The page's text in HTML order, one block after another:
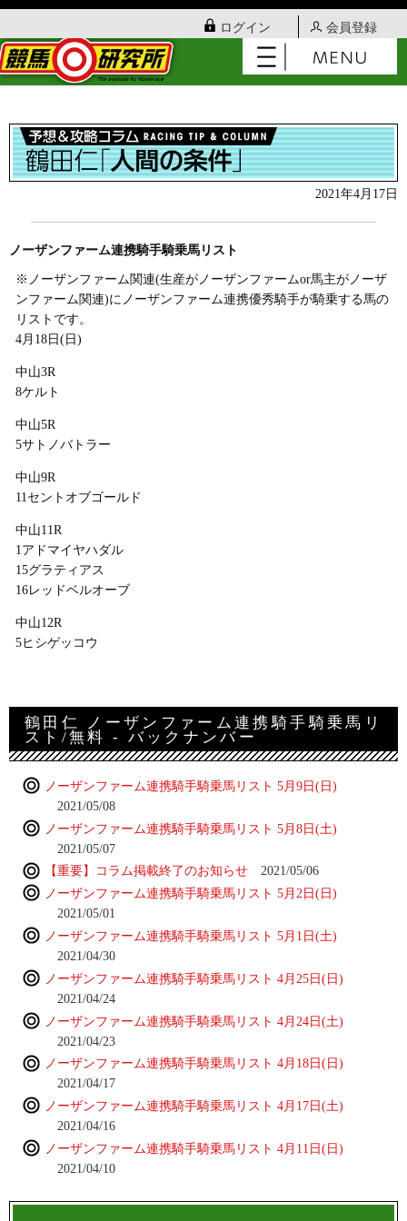
ログイン 会員登録
2021年4月17日
ノーザンファーム連携騎手騎乗馬リスト
※ノーザンファーム関連(生産がノーザンファームor馬主がノーザ
ンファーム関連)にノーザンファーム連携優秀騎手が騎乗する馬の
リストです。
4月18日(日)
中山3R
8ケルト
中山5R
5サトノバトラー
中山9R
11セントオブゴールド
中山11R
1アドマイヤハダル
15グラティアス
16レッドベルオーブ
中山12R
5ヒシゲッコウ
鶴田仁 ノーザンファーム連携騎手騎乗馬リ
スト/無料 - バックナンバー
ノーザンファーム連携騎手騎乗馬リスト 5月9日(日)
2021/05/08
ノーザンファーム連携騎手騎乗馬リスト 5月8日(土)
2021/05/07
【重要】コラム掲載終了のお知らせ
2021/05/06
ノーザンファーム連携騎手騎乗馬リスト 5月2日(日)
2021/05/01
ノーザンファーム連携騎手騎乗馬リスト 5月1日(土)
2021/04/30
ノーザンファーム連携騎手騎乗馬リスト 4月25日(日)
2021/04/24
ノーザンファーム連携騎手騎乗馬リスト 4月24日(土)
2021/04/23
ノーザンファーム連携騎手騎乗馬リスト 4月18日(日)
2021/04/17
ノーザンファーム連携騎手騎乗馬リスト 4月17日(土)
2021/04/16
ノーザンファーム連携騎手騎乗馬リスト 4月11日(日)
2021/04/10